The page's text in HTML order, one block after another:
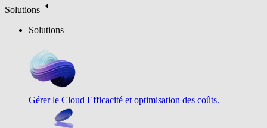
Solutions
Solutions
Gérer le Cloud Efficacité et optimisation des coûts.